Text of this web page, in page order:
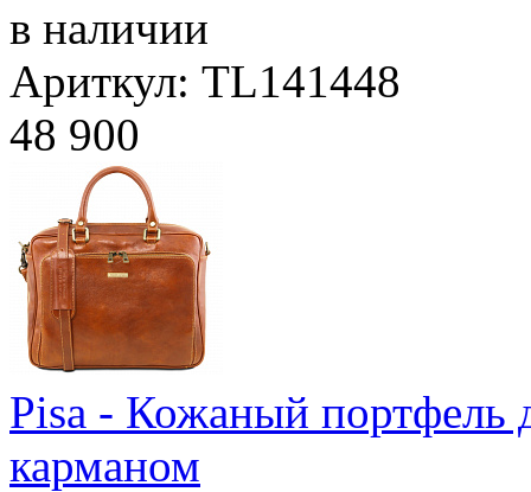
в наличии
Ариткул: TL141448
48 900
Pisa - Кожаный портфель
карманом